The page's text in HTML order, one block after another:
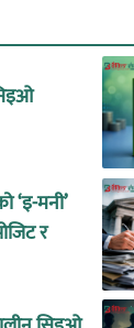
‘इ-मनी’
र